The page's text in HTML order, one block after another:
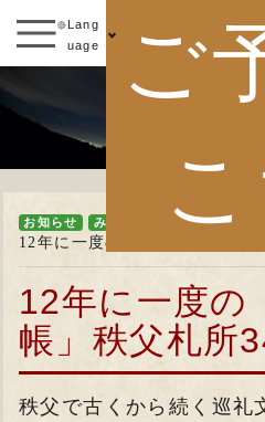
Lang
uage
ご
お知らせ みの山通信&便り
12年に一度の特別な年「秩父
12年に一度の
帳」秩父札所
秩父で古くから続く巡礼